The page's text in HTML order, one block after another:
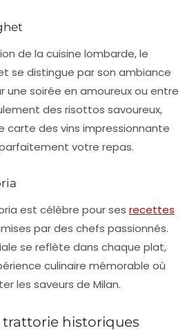
de la cuisine lombarde, le
se distingue par son ambiance
une soirée en amoureux ou entre
des risottos savoureux,
carte des vins impressionnante
votre repas.
est célèbre pour ses recettes
par des chefs passionnés.
se reflète dans chaque plat,
culinaire mémorable où
les saveurs de Milan.
trattorie historiques